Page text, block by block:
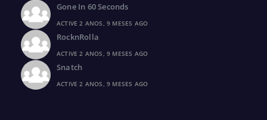
Gone In 60 Seconds
ACTIVE 2 ANOS, 9 MESES AGO
RocknRolla
ACTIVE 2 ANOS, 9 MESES AGO
Snatch
ACTIVE 2 ANOS, 9 MESES AGO